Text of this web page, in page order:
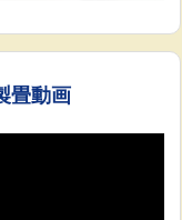
畳動画